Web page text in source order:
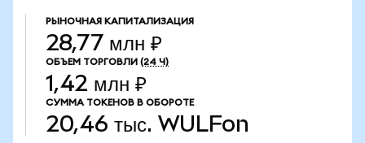
РЫНОЧНАЯ КАПИТАЛИЗАЦИЯ
28,77 млн ₽
ОБЪЕМ ТОРГОВЛИ (24 Ч)
1,42 млн ₽
СУММА ТОКЕНОВ В ОБОРОТЕ
20,46 тыс. WULFon